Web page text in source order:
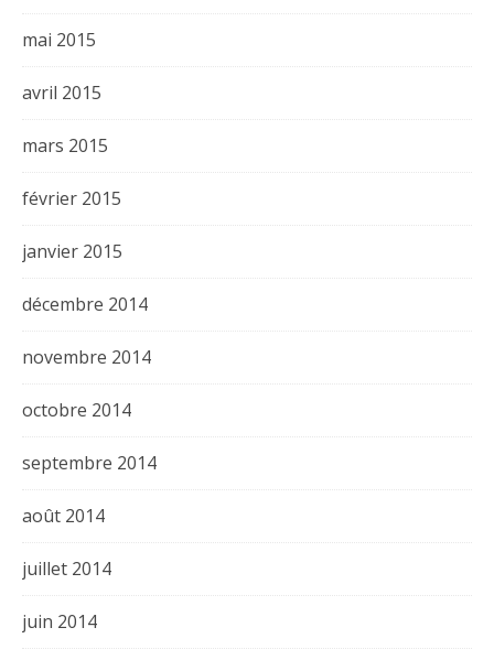
mai 2015
avril 2015
mars 2015
février 2015
janvier 2015
décembre 2014
novembre 2014
octobre 2014
septembre 2014
août 2014
juillet 2014
juin 2014